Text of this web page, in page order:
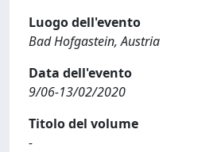
Luogo dell'evento
Bad Hofgastein, Austria
Data dell'evento
9/06-13/02/2020
Titolo del volume
-